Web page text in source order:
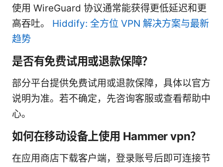
使用 WireGuard 协议通常能获得更低延迟和更
高吞吐。 Hiddify: 全方位 VPN 解决方案与最新
趋势
是否有免费试用或退款保障？
部分平台提供免费试用或退款保障，具体以官方
说明为准。若不确定，先咨询客服或查看帮助中
心。
如何在移动设备上使用 Hammer vpn？
在应用商店下载客户端，登录账号后即可连接节